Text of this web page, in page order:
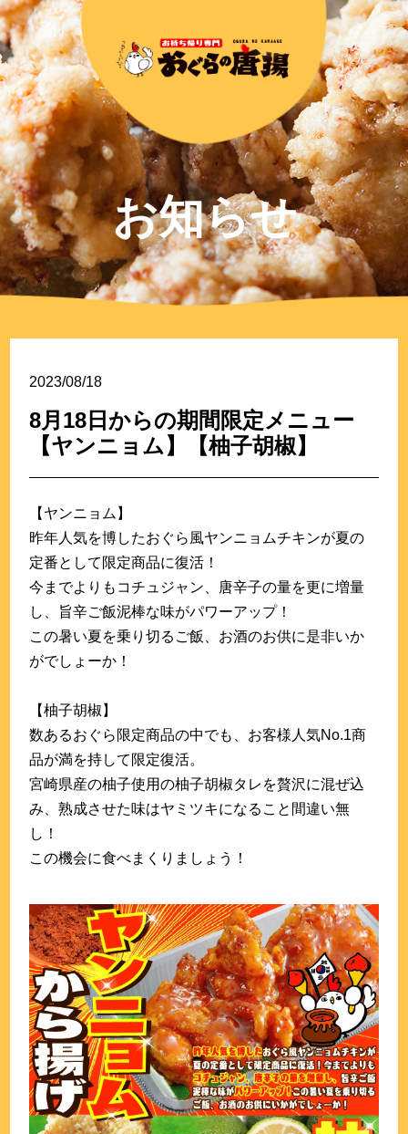
お知らせ
2023/08/18
8月18日からの期間限定メニュー
【ヤンニョム】【柚子胡椒】
【ヤンニョム】
昨年人気を博したおぐら風ヤンニョムチキンが夏の
定番として限定商品に復活！
今までよりもコチュジャン、唐辛子の量を更に増量
し、旨辛ご飯泥棒な味がパワーアップ！
この暑い夏を乗り切るご飯、お酒のお供に是非いか
がでしょーか！
【柚子胡椒】
数あるおぐら限定商品の中でも、お客様人気No.1商
品が満を持して限定復活。
宮崎県産の柚子使用の柚子胡椒タレを贅沢に混ぜ込
み、熟成させた味はヤミツキになること間違い無
し！
この機会に食べまくりましょう！